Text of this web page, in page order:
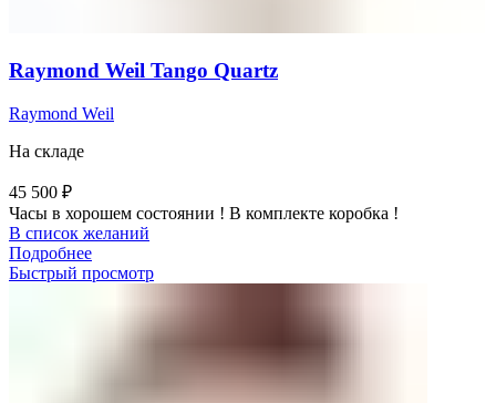
Raymond Weil Tango Quartz
Raymond Weil
На складе
45 500 ₽
Часы в хорошем состоянии ! В комплекте коробка !
В список желаний
Подробнее
Быстрый просмотр